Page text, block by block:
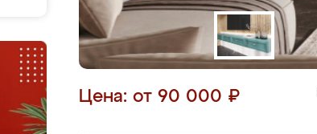
Цена: от 90 000 ₽